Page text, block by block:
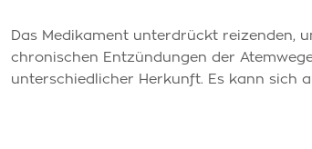
Das Medikament unterdrückt reizenden,
chronischen Entzündungen der
unterschiedlicher Herkunft. Es kann sich